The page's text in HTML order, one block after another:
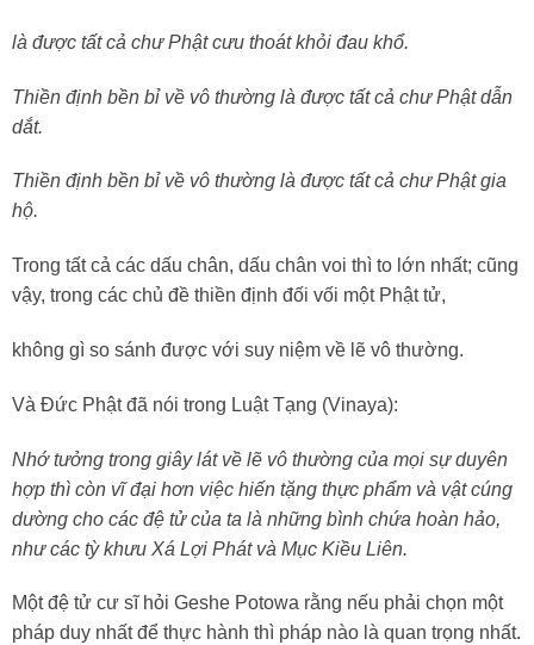
là được tất cả chư Phật cưu thoát khỏi đau khổ.
Thiền định bền bỉ về vô thường là được tất cả chư Phật dẫn
dắt.
Thiền định bền bỉ về vô thường là được tất cả chư Phật gia
hộ.
Trong tất cả các dấu chân, dấu chân voi thì to lớn nhất; cũng
vậy, trong các chủ đề thiền định đối vối một Phật tử,
không gì so sánh được với suy niệm về lẽ vô thường.
Và Đức Phật đã nói trong Luật Tạng (Vinaya):
Nhớ tưởng trong giây lát về lẽ vô thường của mọi sự duyên
hợp thì còn vĩ đại hơn việc hiến tặng thực phẩm và vật cúng
dường cho các đệ tử của ta là những bình chứa hoàn hảo,
như các tỳ khưu Xá Lợi Phát và Mục Kiều Liên.
Một đệ tử cư sĩ hỏi Geshe Potowa rằng nếu phải chọn một
pháp duy nhất để thực hành thì pháp nào là quan trọng nhất.